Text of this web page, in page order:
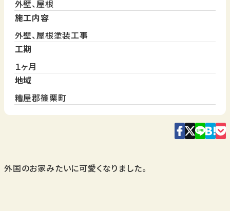
外壁、屋根
施工内容
外壁、屋根塗装工事
工期
１ヶ月
地域
糟屋郡篠栗町
外国のお家みたいに可愛くなりました。